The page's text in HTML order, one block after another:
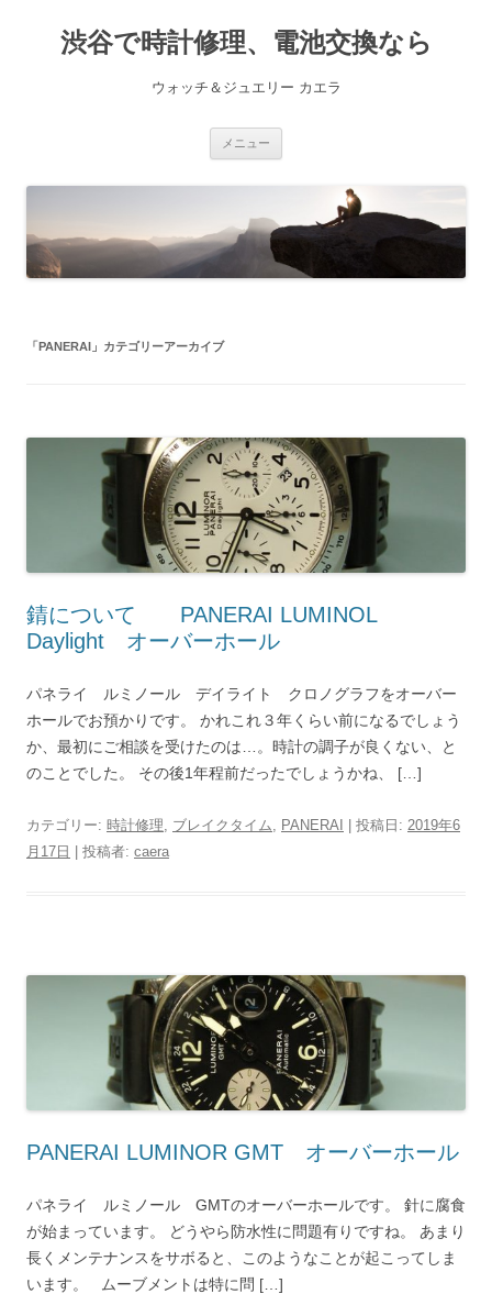
渋谷で時計修理、電池交換なら
ウォッチ＆ジュエリー カエラ
メニュー
ス
キ
プ
「PANERAI 」カテゴリーアーカイブ
錆について PANERAI LUMINOL
Daylight オーバーホール
パネライ ルミノール デイライト クロノグラフをオーバー
ホールでお預かりです。 かれこれ３年くらい前になるでしょう
か、最初にご相談を受けたのは…。時計の調子が良くない、と
のことでした。 その後1年程前だったでしょうかね、 […]
カテゴリー: 時計修理 ブレイクタイム PANERAI | 投稿日: 2019年6
月17日
投稿者: caera
PANERAI LUMINOR GMT オーバーホール
パネライ ルミノール GMTのオーバーホールです。 針に腐食
が始まっています。 どうやら防水性に問題有りですね。 あまり
長くメンテナンスをサボると、このようなことが起こってしま
います。 ムーブメントは特に問 […]